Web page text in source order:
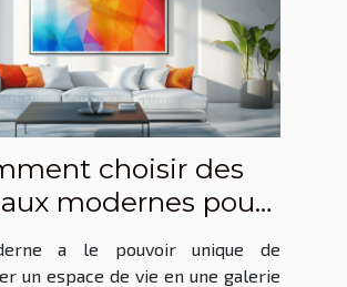
choisir des
modernes pour
a le pouvoir unique de
un espace de vie en une galerie